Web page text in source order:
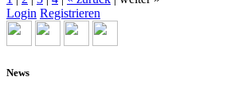
Login Registrieren
News